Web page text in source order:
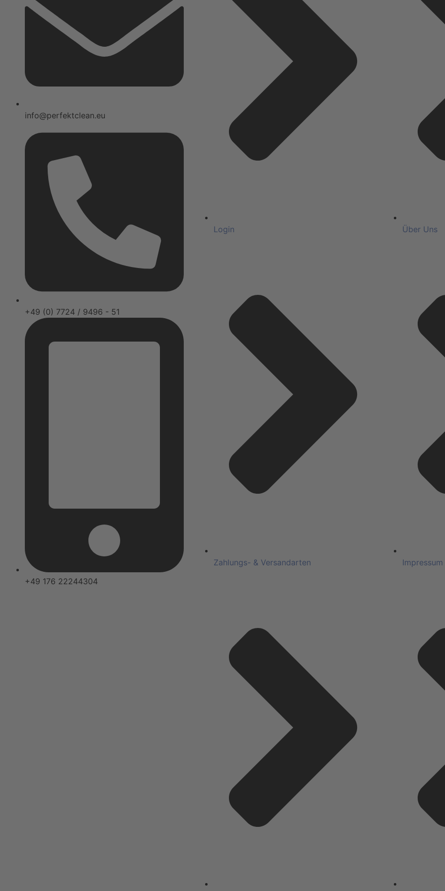
info@perfektclean.eu
+49 (0) 7724 / 9496 - 51
+49 176 22244304
Login
Zahlungs- & Versandarten
Über Uns
Impressum